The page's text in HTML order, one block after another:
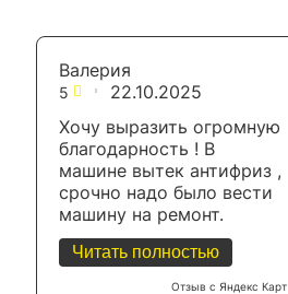
Валерия
5
22.10.2025
Хочу выразить огромную
благодарность ! В
машине вытек антифриз ,
срочно надо было вести
машину на ремонт.
Связалась с
эвакуаторщиком ,
обрисовала ситуацию.
Читать полностью
Отзыв с Яндекс Карт